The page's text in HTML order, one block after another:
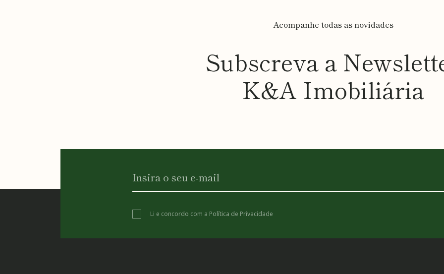
Acompanhe todas as novidades
Subscreva a
K&A Imobiliária
Li e concordo com a Política de Privacidade